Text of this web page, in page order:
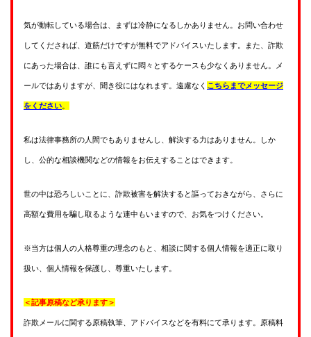
気が動転している場合は、まずは冷静になるしかありません。お問い合わせ
してくだされば、道筋だけですが無料でアドバイスいたします。また、詐欺
にあった場合は、誰にも言えずに悶々とするケースも少なくありません。メ
ールではありますが、聞き役にはなれます。遠慮なく こちらまでメッセージ
をください。
私は法律事務所の人間でもありませんし、解決する力はありません。しか
し、公的な相談機関などの情報をお伝えすることはできます。
世の中は恐ろしいことに、詐欺被害を解決すると謳っておきながら、さらに
高額な費用を騙し取るような連中もいますので、お気をつけください。
※当方は個人の人格尊重の理念のもと、相談に関する個人情報を適正に取り
扱い、個人情報を保護し、尊重いたします。
＜記事原稿など承ります＞
詐欺メールに関する原稿執筆、アドバイスなどを有料にて承ります。原稿料